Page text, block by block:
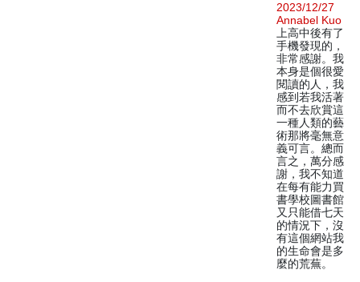
2023/12/27
Annabel Kuo
上高中後有了
手機發現的，
非常感謝。我
本身是個很愛
閱讀的人，我
感到若我活著
而不去欣賞這
一種人類的藝
術那將毫無意
義可言。總而
言之，萬分感
謝，我不知道
在每有能力買
書學校圖書館
又只能借七天
的情況下，沒
有這個網站我
的生命會是多
麼的荒蕪。